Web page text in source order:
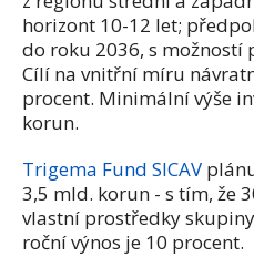
horizont 10-12 let;
do roku 2036, s možností
Cílí na vnitřní míru
procent. Minimální výše
korun.
Trigema Fund SICAV
3,5 mld. korun - s tím, že
vlastní prostředky
roční výnos je 10 procent.